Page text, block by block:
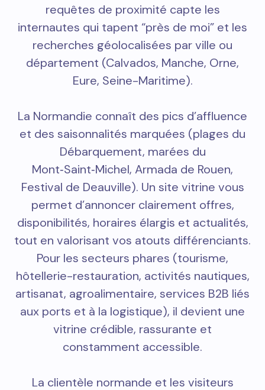
requêtes de proximité capte les
internautes qui tapent “près de moi” et les
recherches géolocalisées par ville ou
département (Calvados, Manche, Orne,
Eure, Seine-Maritime).
La Normandie connaît des pics d’affluence
et des saisonnalités marquées (plages du
Débarquement, marées du
Mont‑Saint‑Michel, Armada de Rouen,
Festival de Deauville). Un site vitrine vous
permet d’annoncer clairement offres,
disponibilités, horaires élargis et actualités,
tout en valorisant vos atouts différenciants.
Pour les secteurs phares (tourisme,
hôtellerie-restauration, activités nautiques,
artisanat, agroalimentaire, services B2B liés
aux ports et à la logistique), il devient une
vitrine crédible, rassurante et
constamment accessible.
La clientèle normande et les visiteurs